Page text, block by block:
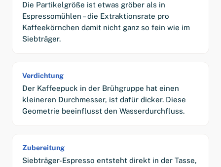
Die Partikelgröße ist etwas gröber als in
Espressomühlen – die Extraktionsrate pro
Kaffeekörnchen damit nicht ganz so fein wie im
Siebträger.
Verdichtung
Der Kaffeepuck in der Brühgruppe hat einen
kleineren Durchmesser, ist dafür dicker. Diese
Geometrie beeinflusst den Wasserdurchfluss.
Zubereitung
Siebträger-Espresso entsteht direkt in der Tasse,